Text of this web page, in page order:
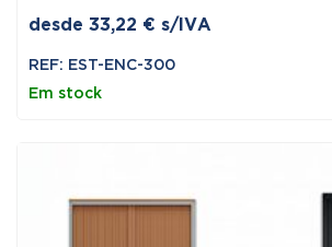
desde 33,22 € s/IVA
REF: EST-ENC-300
Em stock